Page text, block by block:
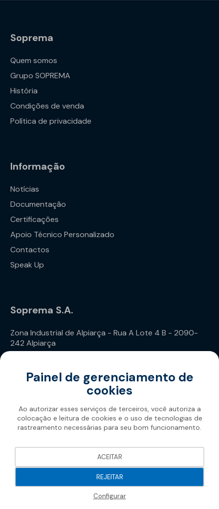
Soprema
Quem somos
Grupo SOPREMA
História
Condições de venda
Política de privacidade
Informação
Notícias
Documentação
Certificações
Apoio Técnico Personalizado
Contactos
Speak Up
Soprema S.A.
Zona Industrial de Alpiarça - Rua A Lote 4 B - 2090-
242 Alpiarça
Soprema 2026
Painel de gerenciamento de
cookies
Ao autorizar esses serviços de terceiros, você autoriza a
colocação e leitura de cookies e o uso de tecnologias de
rastreamento necessárias para seu bom funcionamento.
REJEITAR
Configurar
ACEITAR